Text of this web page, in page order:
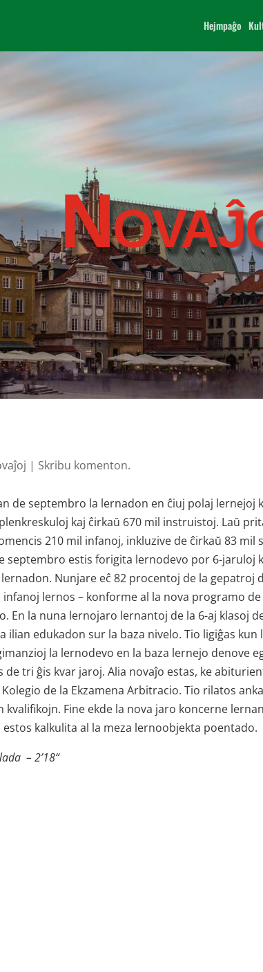
Hejmpaĝo
| Skribu komenton.
de septembro la lernadon en ĉiuj polaj lernejoj
kaj ĉirkaŭ 670 mil instruistoj. Laŭ
210 mil infanoj, inkluzive de ĉirkaŭ 83 mil
septembro estis forigita lernodevo por 6-jaruloj
Nunjare eĉ 82 procentoj de la gepatroj
lernos – konforme al la nova programo
En la nuna lernojaro lernantoj de la 6-aj klasoj
ilian edukadon sur la baza nivelo. Tio ligiĝas kun
la lernodevo en la baza lernejo denove
tri ĝis kvar jaroj. Alia novaĵo estas, ke
de la Ekzamena Arbitracio. Tio rilatos
Fine ekde la nova jaro koncerne
kalkulita al la meza lernoobjekta poentado.
– 2’18“